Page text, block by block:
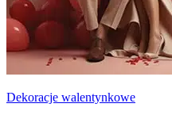
Dekoracje walentynkowe